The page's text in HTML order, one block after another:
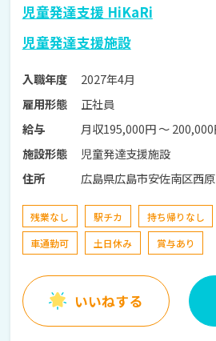
児童発達支援 HiKaRi
児童発達支援施設
入職年度
2027年4月
雇用形態
正社員
給与
月収195,000円 〜
施設形態
児童発達支援施設
住所
広島県広島市安佐南区西
残業なし 駅チカ 持ち帰りなし
車通勤可
土日休み 賞与あり
いいねする